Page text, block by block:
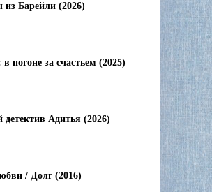
из Барейли (2026)
погоне за счастьем (2025)
детектив Адитья (2026)
/ Долг (2016)